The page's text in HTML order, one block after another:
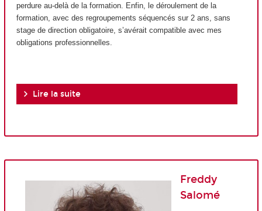
perdure au-delà de la formation. Enfin, le déroulement de la
formation, avec des regroupements séquencés sur 2 ans, sans
stage de direction obligatoire, s’avérait compatible avec mes
obligations professionnelles.
Lire la suite
Freddy
Salomé